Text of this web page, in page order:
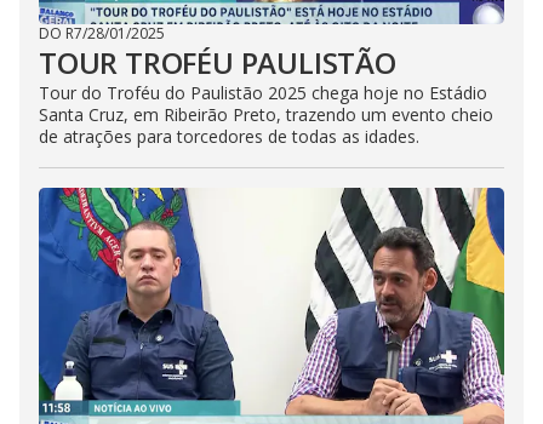
DO R7/28/01/2025
TOUR TROFÉU PAULISTÃO
Tour do Troféu do Paulistão 2025 chega hoje no Estádio
Santa Cruz, em Ribeirão Preto, trazendo um evento cheio
de atrações para torcedores de todas as idades.